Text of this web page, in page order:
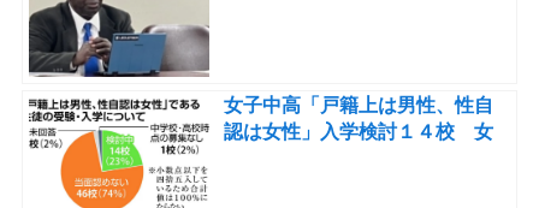
女子中高「戸籍上は男性、性自
認は女性」入学検討１４校 女